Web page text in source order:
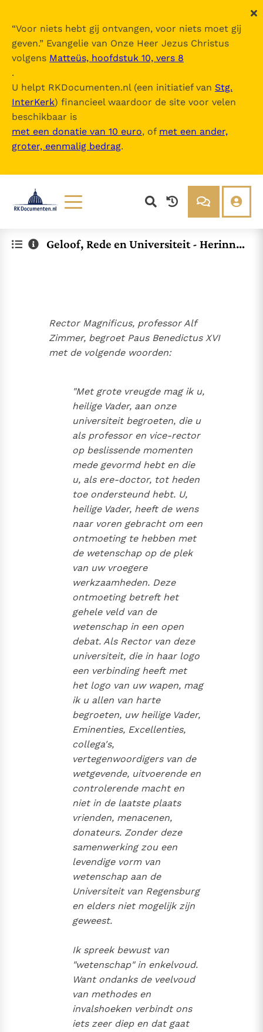
“Voor niets hebt gij ontvangen, voor niets moet gij
geven.” Evangelie van Onze Heer Jezus Christus
volgens Matteüs, hoofdstuk 10, vers 8
.
U helpt RKDocumenten.nl (een initiatief van Stg.
InterKerk) financieel waardoor de site voor velen
beschikbaar is
met een donatie van 10 euro, of met een ander,
groter, eenmalig bedrag.
Documenten
Over RK Documenten
Nieuwste Documenten
Leer de kostbare parel van Gods koninkrijk te
Gods Koninkrijk groeit stilletjes door liefde, niet door
De mystiek. De mystieke verschijnselen en de
Het Vaticaan publiceert een nieuwe Latijnse uitgave
van het Romeins martyrologium
Vaticaanse financiële waakhond verliest autonomie
Paus spreekt het Wereldvoedselprogramma toe
Paus Leo XIV in Pavia: "De stad is zowel een gave als
Paus in Pavia: St. Augustinus toont ons de noodzaak om
"naar het innerlijk" toe te keren.
RK Documenten stelt heel veel belangrijke
kerkelijke documenten van de Rooms
Katholieke Kerk in het Nederlands beschikbaar
en is volledig afhankelijk van donaties.
Ik help mee!
Geloof, Rede en Universiteit - Herinne
Rector Magnificus, professor Alf
Zimmer, begroet Paus Benedictus XVI
met de volgende woorden:
"Met grote vreugde mag ik u,
heilige Vader, aan onze
universiteit begroeten, die u
als professor en vice-rector
op beslissende momenten
mede gevormd hebt en die
u, als ere-doctor, tot heden
toe ondersteund hebt. U,
heilige Vader, heeft de wens
naar voren gebracht om een
ontmoeting te hebben met
de wetenschap op de plek
van uw vroegere
werkzaamheden. Deze
ontmoeting betreft het
gehele veld van de
wetenschap in een open
debat. Als Rector van deze
universiteit, die in haar logo
een verbinding heeft met
het logo van uw wapen, mag
ik u allen van harte
begroeten, uw heilige Vader,
Eminenties, Excellenties,
collega's,
vertegenwoordigers van de
wetgevende, uitvoerende en
controlerende macht en
niet in de laatste plaats
vrienden, menacenen,
donateurs. Zonder deze
samenwerking zou een
levendige vorm van
wetenschap aan de
Universiteit van Regensburg
en elders niet mogelijk zijn
geweest.
Ik spreek bewust van
"wetenschap" in enkelvoud.
Want ondanks de veelvoud
van methodes en
invalshoeken verbindt ons
iets zeer diep en dat gaat